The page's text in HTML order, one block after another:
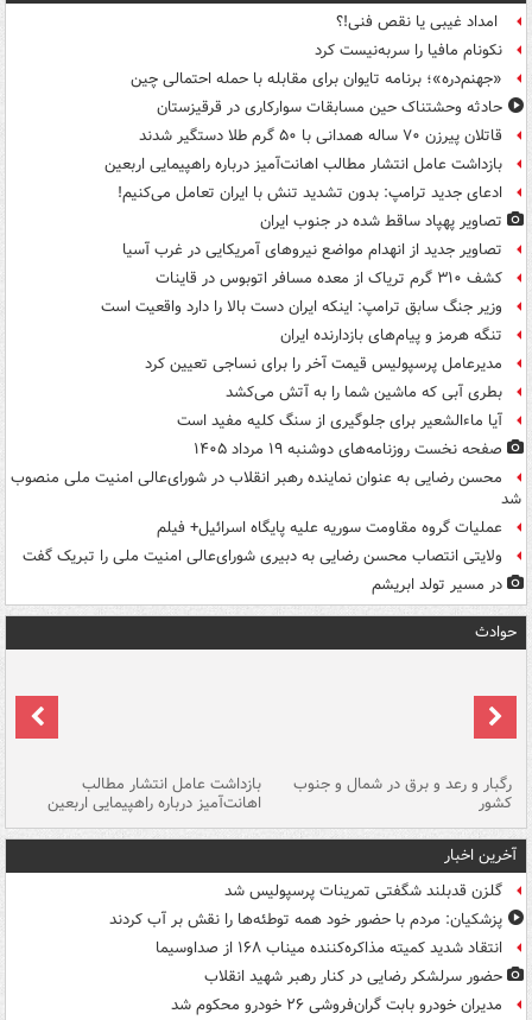
امداد غیبی یا نقص فنی!؟
نکونام مافیا را سربه‌نیست کرد
«جهنم‌دره»؛ برنامه تایوان برای مقابله با حمله احتمالی چین
حادثه وحشتناک حین مسابقات سوارکاری در قرقیزستان
قاتلان پیرزن ۷۰ ساله همدانی با ۵۰ گرم طلا دستگیر شدند
بازداشت عامل انتشار مطالب اهانت‌آمیز درباره راهپیمایی اربعین
ادعای جدید ترامپ: بدون تشدید تنش با ایران تعامل می‌کنیم!
تصاویر پهپاد ساقط شده در جنوب ایران
تصاویر جدید از انهدام مواضع نیروهای آمریکایی در غرب آسیا
کشف ۳۱۰ گرم تریاک از معده مسافر اتوبوس در قاینات
وزیر جنگ سابق ترامپ: اینکه ایران دست بالا را دارد واقعیت است
تنگه هرمز و پیام‌های بازدارنده ایران
مدیرعامل پرسپولیس قیمت آخر را برای نساجی تعیین کرد
بطری آبی که ماشین شما را به آتش می‌کشد
آیا ماءالشعیر برای جلوگیری از سنگ کلیه مفید است
صفحه نخست روزنامه‌های دوشنبه ۱۹ مرداد ۱۴۰۵
محسن رضایی به عنوان نماینده رهبر انقلاب در شورای‌عالی امنیت ملی منصوب
شد
عملیات گروه مقاومت سوریه علیه پایگاه اسرائیل+ فیلم
ولایتی انتصاب محسن رضایی به دبیری شورای‌عالی امنیت ملی را تبریک گفت
در مسیر تولد ابریشم
حوادث
رگبار و رعد و برق در شمال و جنوب
کشور
بازداشت عامل انتشار مطالب
اهانت‌آمیز درباره راهپیمایی اربعین
آخرین اخبار
گلزن قدبلند شگفتی تمرینات پرسپولیس شد
پزشکیان: مردم با حضور خود همه توطئه‌ها را نقش بر آب کردند
انتقاد شدید کمیته مذاکره‌کننده میناب ۱۶۸ از صداوسیما
حضور سرلشکر رضایی در کنار رهبر شهید انقلاب
مدیران خودرو بابت گران‌فروشی ۲۶ خودرو محکوم شد